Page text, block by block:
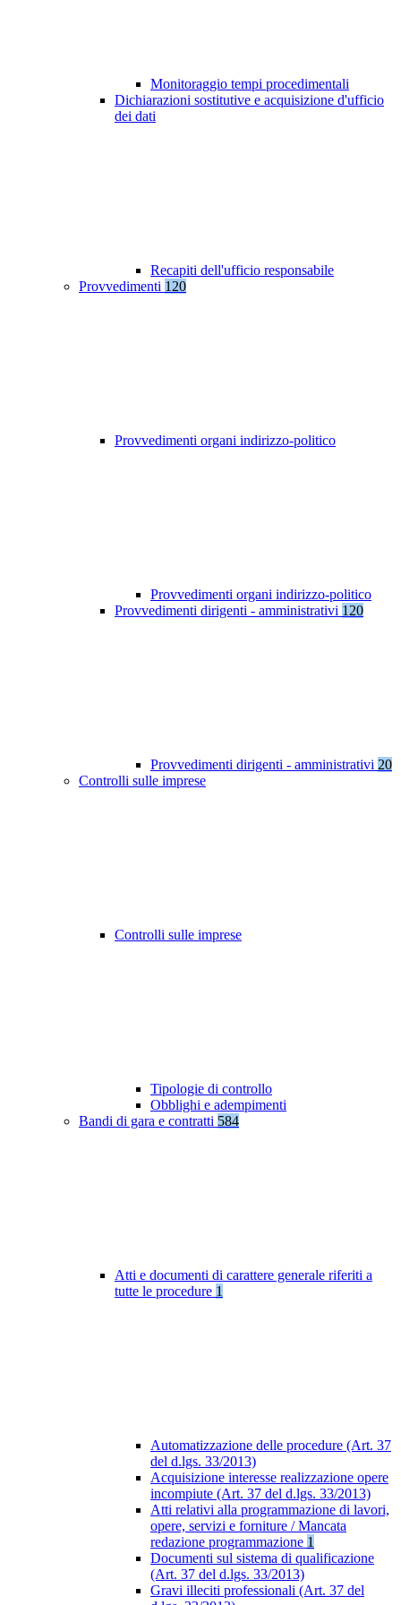
Monitoraggio tempi procedimentali
Dichiarazioni sostitutive e acquisizione d'ufficio
dei dati
Recapiti dell'ufficio responsabile
Provvedimenti 120
Provvedimenti organi indirizzo-politico
Provvedimenti organi indirizzo-politico
Provvedimenti dirigenti - amministrativi 120
Provvedimenti dirigenti - amministrativi 20
Controlli sulle imprese
Controlli sulle imprese
Tipologie di controllo
Obblighi e adempimenti
Bandi di gara e contratti 584
Atti e documenti di carattere generale riferiti a
tutte le procedure 1
Automatizzazione delle procedure (Art. 37
del d.lgs. 33/2013)
Acquisizione interesse realizzazione opere
incompiute (Art. 37 del d.lgs. 33/2013)
Atti relativi alla programmazione di lavori,
opere, servizi e forniture / Mancata
redazione programmazione 1
Documenti sul sistema di qualificazione
(Art. 37 del d.lgs. 33/2013)
Gravi illeciti professionali (Art. 37 del